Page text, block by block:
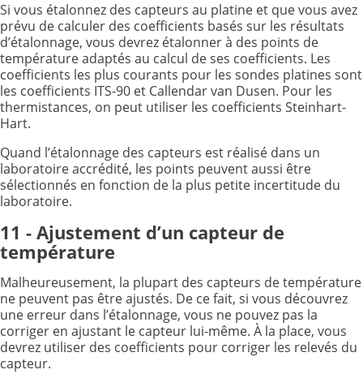
Si vous étalonnez des capteurs au platine et que vous avez
prévu de calculer des coefficients basés sur les résultats
d’étalonnage, vous devrez étalonner à des points de
température adaptés au calcul de ses coefficients. Les
coefficients les plus courants pour les sondes platines sont
les coefficients ITS-90 et Callendar van Dusen. Pour les
thermistances, on peut utiliser les coefficients Steinhart-
Hart.
Quand l’étalonnage des capteurs est réalisé dans un
laboratoire accrédité, les points peuvent aussi être
sélectionnés en fonction de la plus petite incertitude du
laboratoire.
11 - Ajustement d’un capteur de
température
Malheureusement, la plupart des capteurs de température
ne peuvent pas être ajustés. De ce fait, si vous découvrez
une erreur dans l’étalonnage, vous ne pouvez pas la
corriger en ajustant le capteur lui-même. À la place, vous
devrez utiliser des coefficients pour corriger les relevés du
capteur.